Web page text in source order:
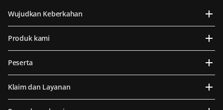
Wujudkan Keberkahan
Produk kami
Peserta
Klaim dan Layanan